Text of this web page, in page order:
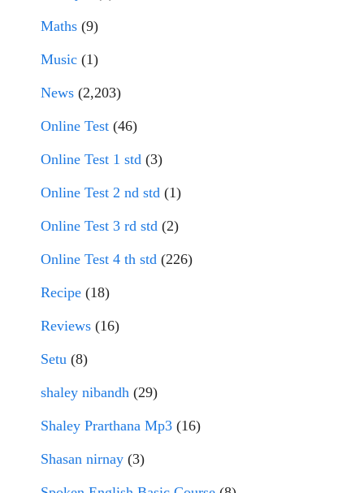
Maths (9)
Music (1)
News (2,203)
Online Test (46)
Online Test 1 std (3)
Online Test 2 nd std (1)
Online Test 3 rd std (2)
Online Test 4 th std (226)
Recipe (18)
Reviews (16)
Setu (8)
shaley nibandh (29)
Shaley Prarthana Mp3 (16)
Shasan nirnay (3)